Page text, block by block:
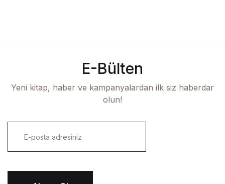
E-Bülten
Yeni kitap, haber ve kampanyalardan ilk siz haberdar
olun!